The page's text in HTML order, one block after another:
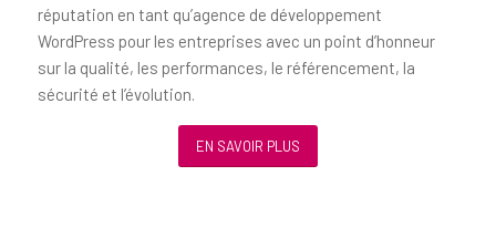
réputation en tant qu’agence de développement
WordPress pour les entreprises avec un point d’honneur
sur la qualité, les performances, le référencement, la
sécurité et l’évolution.
EN SAVOIR PLUS